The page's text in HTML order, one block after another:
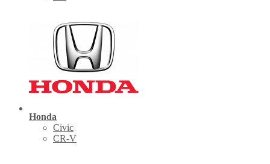
Honda
Civic
CR-V